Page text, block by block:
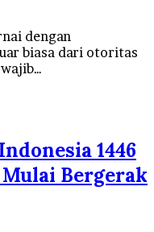
dengan
biasa dari otoritas
1446
Bergerak